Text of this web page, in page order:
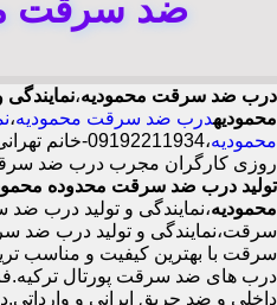
ضد سرقت
درب ضد سرقت محمودیه،
محمودیهدرب ضد سرقت محمودیه،
محمودیه
روزی کارگران مجرب درب ضد
تولید درب ضد سرقت محدوده
محمودیه،نمایندگی و تولید درب
سرقت،نمایندگی و تولید درب ضد
سرقت با بهترین کیفیت و مناسب
درب های ضد سرقت پورتال
داخلی و ضد حریق ایرانی و